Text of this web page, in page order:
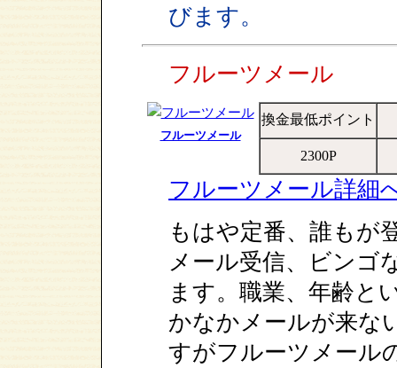
びます。
フルーツメール
フルーツメール
換金最低ポイント
2300P
フルーツメール詳細
もはや定番、誰もが
メール受信、ビンゴ
ます。職業、年齢と
かなかメールが来な
すがフルーツメール